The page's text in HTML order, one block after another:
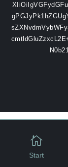

Start